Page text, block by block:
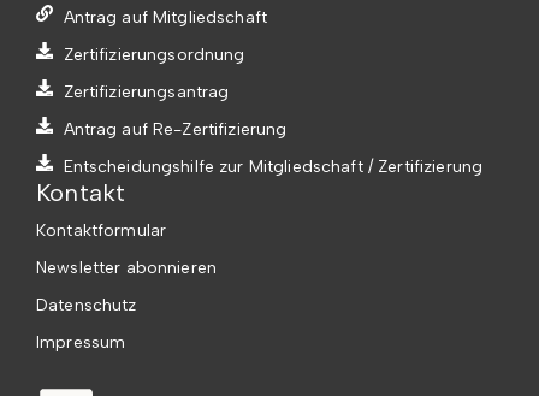
Antrag auf Mitgliedschaft
Zertifizierungsordnung
Zertifizierungsantrag
Antrag auf Re-Zertifizierung
Entscheidungshilfe zur Mitgliedschaft / Zertifizierung
Kontakt
Kontaktformular
Newsletter abonnieren
Datenschutz
Impressum